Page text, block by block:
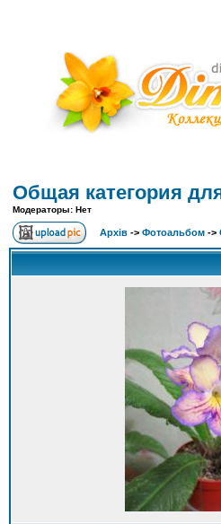
Общая категория
Модераторы: Нет
Архів -> Фотоальбом ->